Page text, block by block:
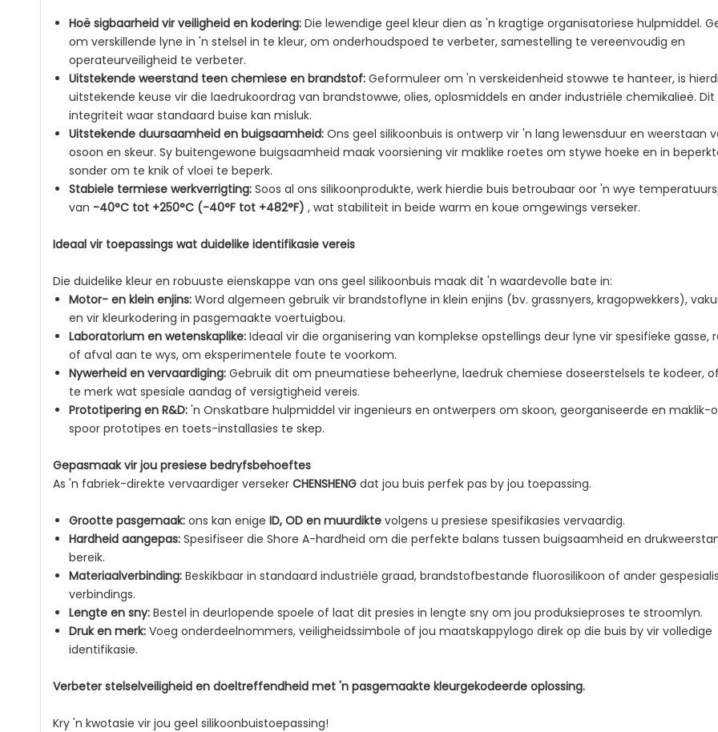
Hoë sigbaarheid vir veiligheid en kodering: Die lewendige geel kleur dien as 'n kragtige organisatoriese hulpmiddel.
om verskillende lyne in 'n stelsel in te kleur, om onderhoudspoed te verbeter, samestelling te vereenvoudig en
operateurveiligheid te verbeter.
Uitstekende weerstand teen chemiese en brandstof: Geformuleer om 'n verskeidenheid stowwe te hanteer, is
uitstekende keuse vir die laedrukoordrag van brandstowwe, olies, oplosmiddels en ander industriële chemikalieë.
integriteit waar standaard buise kan misluk.
Uitstekende duursaamheid en buigsaamheid: Ons geel silikoonbuis is ontwerp vir 'n lang lewensduur en weerstaan
osoon en skeur. Sy buitengewone buigsaamheid maak voorsiening vir maklike roetes om stywe hoeke en in
sonder om te knik of vloei te beperk.
Stabiele termiese werkverrigting: Soos al ons silikoonprodukte, werk hierdie buis betroubaar oor 'n wye
van -40°C tot +250°C (-40°F tot +482°F) , wat stabiliteit in beide warm en koue omgewings verseker.
Ideaal vir toepassings wat duidelike identifikasie vereis
Die duidelike kleur en robuuste eienskappe van ons geel silikoonbuis maak dit 'n waardevolle bate in:
Motor- en klein enjins: Word algemeen gebruik vir brandstoflyne in klein enjins (bv. grassnyers, kragopwekkers),
en vir kleurkodering in pasgemaakte voertuigbou.
Laboratorium en wetenskaplike: Ideaal vir die organisering van komplekse opstellings deur lyne vir spesifieke gasse,
of afval aan te wys, om eksperimentele foute te voorkom.
Nywerheid en vervaardiging: Gebruik dit om pneumatiese beheerlyne, laedruk chemiese doseerstelsels te kodeer,
te merk wat spesiale aandag of versigtigheid vereis.
Prototipering en R&D: 'n Onskatbare hulpmiddel vir ingenieurs en ontwerpers om skoon, georganiseerde en
spoor prototipes en toets-installasies te skep.
Gepasmaak vir jou presiese bedryfsbehoeftes
As 'n fabriek-direkte vervaardiger verseker CHENSHENG dat jou buis perfek pas by jou toepassing.
Grootte pasgemaak: ons kan enige ID, OD en muurdikte volgens u presiese spesifikasies vervaardig.
Hardheid aangepas: Spesifiseer die Shore A-hardheid om die perfekte balans tussen buigsaamheid en
bereik.
Materiaalverbinding: Beskikbaar in standaard industriële graad, brandstofbestande fluorosilikoon of ander
verbindings.
Lengte en sny: Bestel in deurlopende spoele of laat dit presies in lengte sny om jou produksieproses te stroomlyn.
Druk en merk: Voeg onderdeelnommers, veiligheidssimbole of jou maatskappylogo direk op die buis by vir volledige
identifikasie.
Verbeter stelselveiligheid en doeltreffendheid met 'n pasgemaakte kleurgekodeerde oplossing.
Kry 'n kwotasie vir jou geel silikoonbuistoepassing!